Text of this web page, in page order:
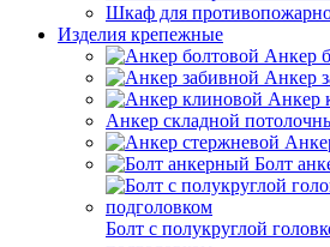
Шкаф для
Изделия крепежные
Анкер
Анкер
Анкер
Анкер складной
Болт
Болт с полукруглой